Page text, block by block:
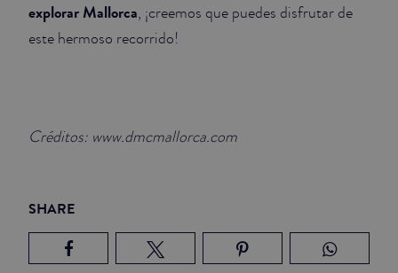
explorar Mallorca, ¡creemos que puedes disfrutar de
este hermoso recorrido!
Créditos: www.dmcmallorca.com
SHARE